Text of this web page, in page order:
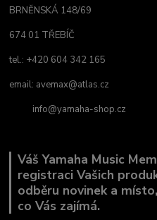
BRNĚNSKÁ 148/69
674 01 TŘEBÍČ
tel.: +420 604 342 165
email: avemax@atlas.cz
info@yamaha-shop.cz
Váš Yamaha Music
registraci Vašich
odběru novinek a
co Vás zajímá.